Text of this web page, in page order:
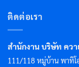
ติดต่อเรา
สำนักงาน บริษัท คว
111/118 หมู่บ้าน พาทิโ